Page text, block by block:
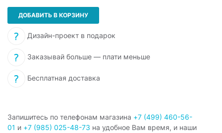
ДОБАВИТЬ В КОРЗИНУ
Дизайн-проект в подарок
Заказывай больше — плати меньше
Бесплатная доставка
Запишитесь по телефонам магазина +7 (499) 460-56-
01 и +7 (985) 025-48-73 на удобное Вам время, и наши